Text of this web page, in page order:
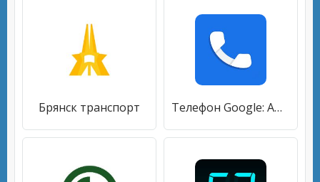
Брянск транспорт Телефон Google: АОН и защита от спама